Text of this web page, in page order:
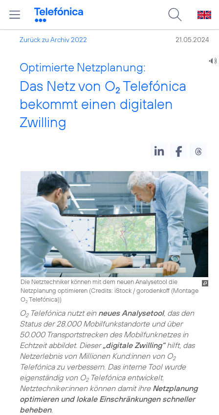
Zurück zu Archiv 2022 21.05.2024
Optimierte Netzplanung:
Das Netz von O2 Telefónica
bekommt einen digitalen
Zwilling
Die Netztechniker können mit dem neuen Analysetool die
Netzplanung optimieren (Credits: iStock / gorodenkoff (Montage
O2Telefónica))
O2Telefónica nutzt ein neues Analysetool, das den
Status der 28.000 Mobilfunkstandorte und über
50.000 Transportstrecken des Mobilfunknetzes in
Echtzeit abbildet. Dieser„digitale Zwilling“hilft, das
Netzerlebnis von Millionen Kund:innen von O2
Telefónica zu verbessern. Das interne Tool wurde
eigenständig von O2Telefónica entwickelt.
Netztechniker:innen können damit ihre Netzplanung
optimieren und lokale Einschränkungen schneller
beheben.